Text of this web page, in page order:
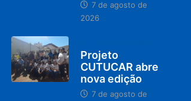
7 de agosto de
2026
Projeto
CUTUCAR abre
nova edição
7 de agosto de